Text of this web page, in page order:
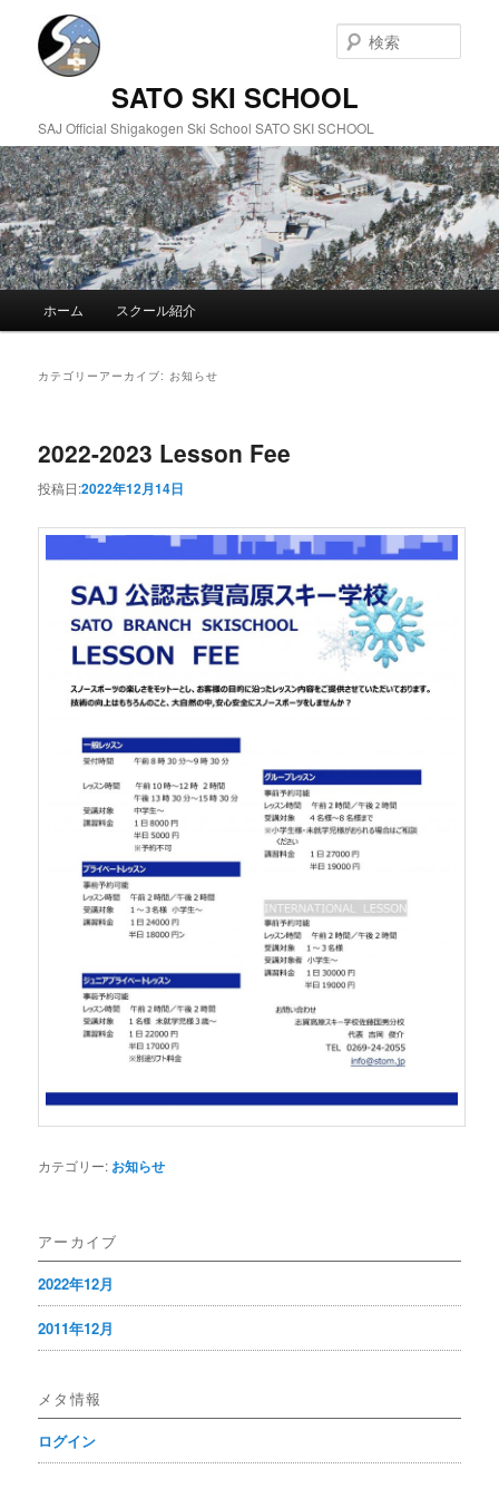
SATO SKI SCHOOL
SAJ Official Shigakogen Ski School SATO SKI SCHOOL
索
メインコンテンツへ移動
サブコンテンツへ移動
ホーム スクール紹介
カテゴリーアーカイブ: お知らせ
2022-2023 Lesson Fee
投稿日:2022年12月14日
カテゴリー: お知らせ
アーカイブ
2022年12月
2011年12月
メタ情報
ログイン